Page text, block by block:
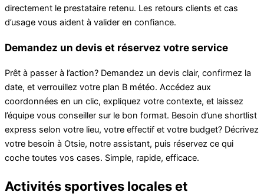
directement le prestataire retenu. Les retours clients et cas
d’usage vous aident à valider en confiance.
Demandez un devis et réservez votre service
Prêt à passer à l’action? Demandez un devis clair, confirmez la
date, et verrouillez votre plan B météo. Accédez aux
coordonnées en un clic, expliquez votre contexte, et laissez
l’équipe vous conseiller sur le bon format. Besoin d’une shortlist
express selon votre lieu, votre effectif et votre budget? Décrivez
votre besoin à Otsie, notre assistant, puis réservez ce qui
coche toutes vos cases. Simple, rapide, efficace.
Activités sportives locales et